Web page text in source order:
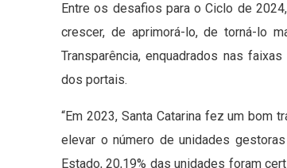
Entre os desafios para o Ciclo de
crescer, de aprimorá-lo, de torná-lo
Transparência, enquadrados nas
dos portais.
“Em 2023, Santa Catarina fez um bom
elevar o número de unidades
Estado, 20,19% das unidades foram